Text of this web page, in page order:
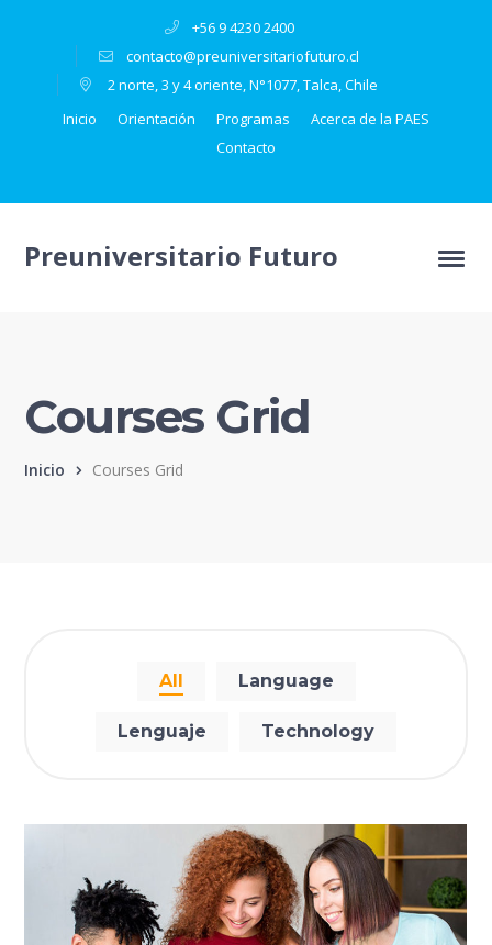
+56 9 4230 2400
contacto@preuniversitariofuturo.cl
2 norte, 3 y 4 oriente, N°1077, Talca, Chile
Inicio
Orientación Programas
Acerca de la PAES
Contacto
Preuniversitario Futuro
Courses Grid
Inicio Courses Grid
All Language
Lenguaje Technology